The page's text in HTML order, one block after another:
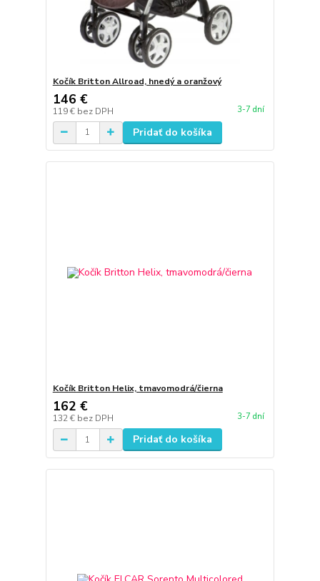
Kočík Britton Allroad, hnedý a oranžový
146 €
119 € bez DPH 3-7 dní
Pridať do košíka
Kočík Britton Helix, tmavomodrá/čierna
162 €
132 € bez DPH 3-7 dní
Pridať do košíka